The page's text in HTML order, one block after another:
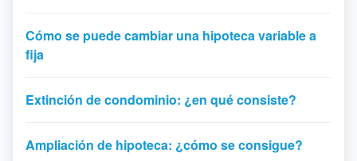
Cómo se puede cambiar una hipoteca variable a
fija
Extinción de condominio: ¿en qué consiste?
Ampliación de hipoteca: ¿cómo se consigue?